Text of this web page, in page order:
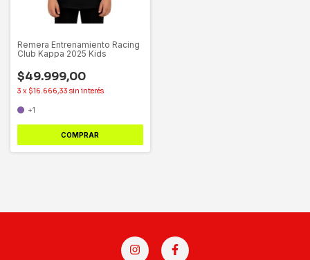
Remera Entrenamiento Racing
Club Kappa 2025 Kids
$49.999,00
3 x $16.666,33 sin interés
+1
COMPRAR